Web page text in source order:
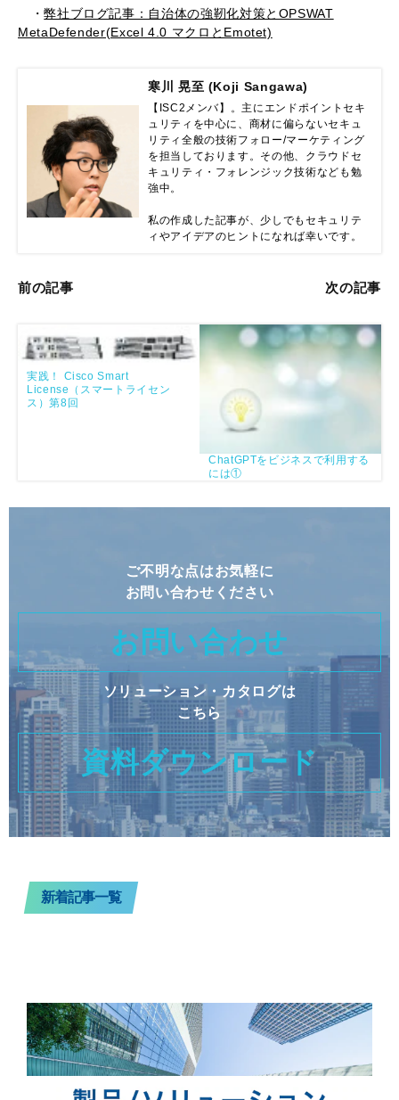
・弊社ブログ記事：自治体の強靭化対策とOPSWAT
MetaDefender(Excel 4.0 マクロとEmotet)
寒川 晃至 (Koji Sangawa)
【ISC2メンバ】。主にエンドポイントセキ
ュリティを中心に、商材に偏らないセキュ
リティ全般の技術フォロー/マーケティング
を担当しております。その他、クラウドセ
キュリティ・フォレンジック技術なども勉
強中。
私の作成した記事が、少しでもセキュリテ
ィやアイデアのヒントになれば幸いです。
前の記事
実践！ Cisco Smart
License（スマートライセン
ス）第8回
次の記事
ChatGPTをビジネスで利用する
には①
ご不明な点はお気軽に
お問い合わせください
お問い合わせ
ソリューション・カタログは
こちら
資料ダウンロード
新着記事一覧